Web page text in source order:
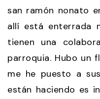
san ramón nonato
allí está enterrada
tienen una
parroquia. Hubo un
me he puesto a
están haciendo es